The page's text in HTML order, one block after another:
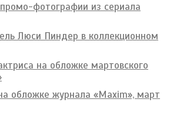
фотографии из сериала
Люси Пиндер в коллекционном
на обложке мартовского
обложке журнала «Maxim», март